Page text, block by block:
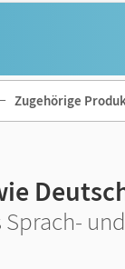
Zugehörige
Sprach-